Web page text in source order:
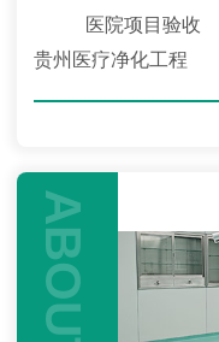
医院项目验收
贵州医疗净化工程